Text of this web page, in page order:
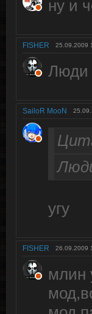
ну и
FISHER 25.09.2009
Люди
SailoR MooN
угу
FISHER 26.09.2009
млин